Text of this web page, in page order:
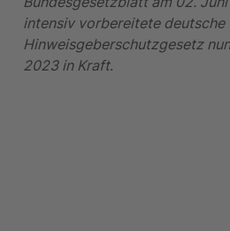
intensiv vorbereitete deutsche
Hinweisgeberschutzgesetz
2023 in Kraft.